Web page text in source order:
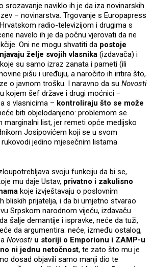
srozavanje naviklo ih je da iza novinarskih
– novinarstva. Trgovanje s Europapress
radio-televizijom i drugima s
navelo ih je da počnu vjerovati da ne
Oni ne mogu shvatiti da postoje
želje svojih vlasnika (izdavača) i
su samo izraz zanata i pameti (ili
pišu i uređuju, a naročito ih iritira što,
o javnom trošku. I naravno da su Novosti
kojem šef države i drugi moćnici –
s vlasnicima – kontroliraju što se može
biti objelodanjeno: problemom se
marginalni list, jer remeti opće medijsko
Josipovićem koji se u svom
jedino mjesečnim listama
svoju funkciju da bi se,
mu daje Ustav, privatno i zakulisno
koje izvještavaju o poslovnim
bliskih prijatelja, i da bi umjetno stvarao
Srpskom narodnom vijeću, izdavaču
šalje demantije i ispravke, neće da tuži,
da argumentira: neće, između ostalog,
Novosti u storiji o Emporionu i ZAMP-u
ni jednu netočnost, te zato što mu je
dosad objavili samo manji dio te